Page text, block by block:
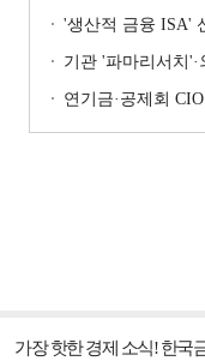
'생산적 금융 ISA' 신설…
기관 '파마리서치'·외인 '주성엔지니
연기금·공제회 CIO
가장 핫한 경제 소식! 한국